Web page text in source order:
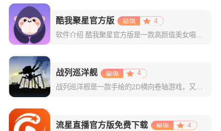
酷我聚星官方版
4
战列巡洋舰
4
战列巡洋舰是一款手绘的2D横向卷轴游戏，又叫战巡大作战，Battlecruisers，背景设定在22世纪，当时地球被不断上升的海平面淹没，敌人争夺后退的土地，建造、制定战略、攻击和防御以征服你的军事敌
流星直播官方版免费下载
4